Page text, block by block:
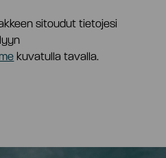
sitoudut tietojesi
kuvatulla tavalla.